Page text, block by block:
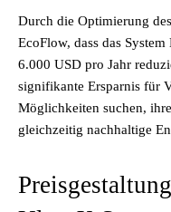
Durch die Optimierung
EcoFlow, dass das
6.000 USD pro Jahr
signifikante Ersparnis für
Möglichkeiten suchen,
gleichzeitig nachhaltige